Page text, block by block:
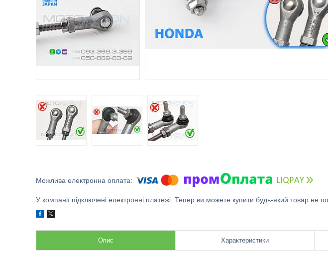
У компанії підключені електронні платежі. Тепер ви можете купити будь-який товар не
Опис Характеристики